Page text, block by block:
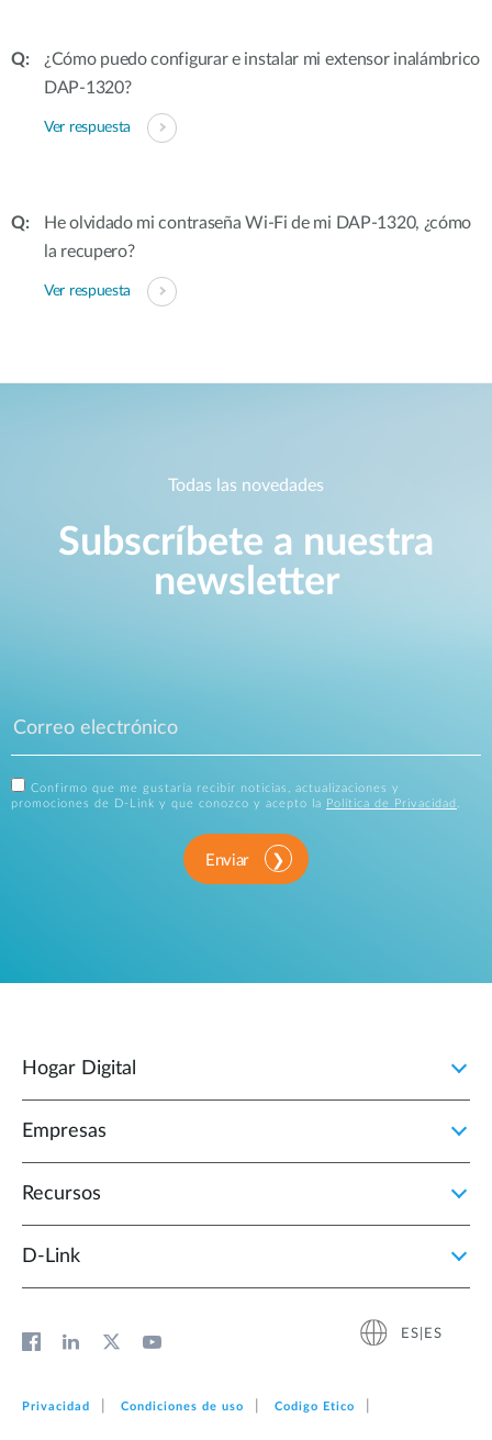
¿Cómo puedo configurar e instalar mi extensor inalámbrico
DAP-1320?
Ver respuesta
He olvidado mi contraseña Wi-Fi de mi DAP-1320, ¿cómo
la recupero?
Ver respuesta
Todas las novedades
Subscríbete a nuestra
newsletter
Confirmo que me gustaría recibir noticias, actualizaciones y
promociones de D-Link y que conozco y acepto la
Política de Privacidad .
Enviar
Hogar Digital
Empresas
Recursos
D‑Link
ES|ES
Privacidad Condiciones de uso Codigo Etico